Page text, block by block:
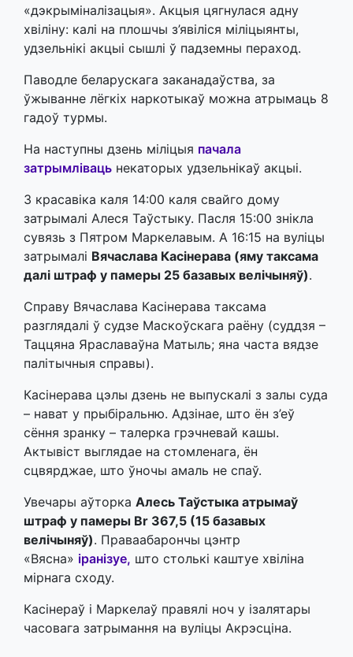
«дэкрыміналізацыя». Акцыя цягнулася адну
хвіліну: калі на плошчы з’явіліся міліцыянты,
удзельнікі акцыі сышлі ў падземны пераход.
Паводле беларускага заканадаўства, за
ўжыванне лёгкіх наркотыкаў можна атрымаць 8
гадоў турмы.
На наступны дзень міліцыя пачала
затрымліваць некаторых удзельнікаў акцыі.
3 красавіка каля 14:00 каля свайго дому
затрымалі Алеся Таўстыку. Пасля 15:00 знікла
сувязь з Пятром Маркелавым. А 16:15 на вуліцы
затрымалі Вячаслава Касінерава (яму таксама
далі штраф у памеры 25 базавых велічыняў).
Справу Вячаслава Касінерава таксама
разглядалі ў судзе Маскоўскага раёну (суддзя –
Таццяна Яраславаўна Матыль; яна часта вядзе
палітычныя справы).
Касінерава цэлы дзень не выпускалі з залы суда
– нават у прыбіральню. Адзінае, што ён з’еў
сёння зранку – талерка грэчневай кашы.
Актывіст выглядае на стомленага, ён
сцвярджае, што ўночы амаль не спаў.
Увечары аўторка Алесь Таўстыка атрымаў
штраф у памеры Br 367,5 (15 базавых
велічыняў). Праваабарончы цэнтр
«Вясна» іранізуе, што столькі каштуе хвіліна
мірнага сходу.
Касінераў і Маркелаў правялі ноч у ізалятары
часовага затрымання на вуліцы Акрэсціна.